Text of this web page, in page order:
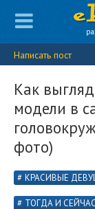
Написать пост
Как
модели в
фото)
КРАСИВЫЕ
ТОГДА И СЕЙЧАС